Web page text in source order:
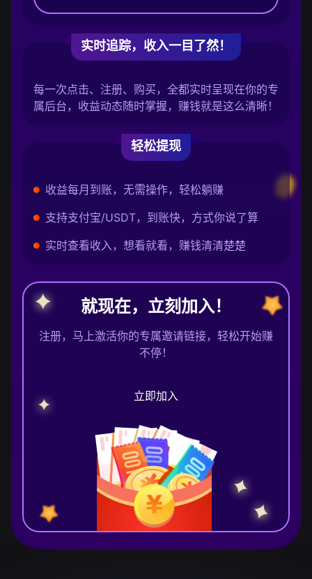
实时追踪，收入一目了然！
每一次点击、注册、购买，全都实时呈现在你的专
属后台，收益动态随时掌握，赚钱就是这么清晰！
轻松提现
收益每月到账，无需操作，轻松躺赚
支持支付宝/USDT，到账快，方式你说了算
实时查看收入，想看就看，赚钱清清楚楚
就现在，立刻加入！
注册，马上激活你的专属邀请链接，轻松开始赚
不停！
立即加入